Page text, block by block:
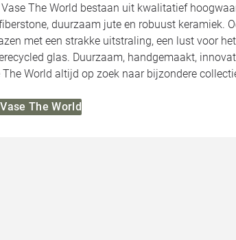
The World bestaan uit kwalitatief
duurzaam jute en robuust keramiek.
met een strakke uitstraling, een lust voor
glas. Duurzaam, handgemaakt,
World altijd op zoek naar bijzondere
The World